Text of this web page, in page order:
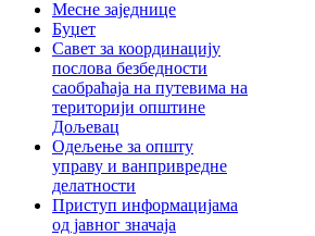
Месне заједнице
Буџет
Савет за координацију
послова безбедности
саобраћаја на путевима на
територији општине
Дољевац
Одељење за општу
управу и ванпривредне
делатности
Приступ информацијама
од јавног значаја